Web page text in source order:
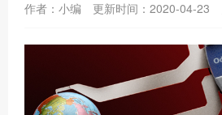
作者：小编 更新时间：2020-04-23